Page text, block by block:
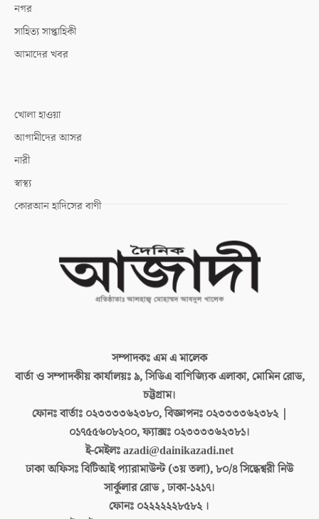
নগর
সাহিত্য সাপ্তাহিকী
আমাদের খবর
খোলা হাওয়া
আগামীদের আসর
নারী
স্বাস্থ্য
কোরআন হাদিসের বাণী
সম্পাদকঃএম এ মালেক
বার্তা ও সম্পাদকীয় কার্যালয়ঃ৯, সিডিএ বাণিজ্যিক এলাকা, মোমিন রোড,
চট্টগ্রাম।
ফোনঃ বার্তাঃ ০২৩৩৩৩৬২৩৮০, বিজ্ঞাপনঃ ০২৩৩৩৩৬২৩৮২ |
০১৭৫৫৬০৮২০০, ফ্যাক্সঃ ০২৩৩৩৩৬২৩৮১।
ই-মেইলঃazadi@dainikazadi.net
ঢাকা অফিসঃবিটিআই প্যারামাউন্ট (৩য় তলা), ৮০/৪ সিদ্ধেশ্বরী নিউ
সার্কুলার রোড , ঢাকা-১২১৭।
ফোনঃ ০২২২২২২৮৫৮২ ।